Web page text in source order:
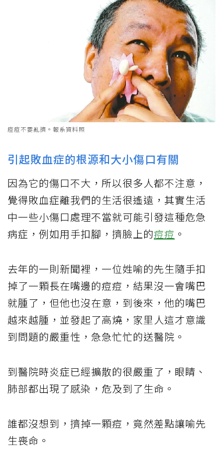
痘痘不要亂擠。報系資料照
引起敗血症的根源和大小傷口有關
因為它的傷口不大，所以很多人都不注意，
覺得敗血症離我們的生活很遙遠，其實生活
中一些小傷口處理不當就可能引發這種危急
病症，例如用手扣腳，擠臉上的痘痘 。
去年的一則新聞裡，一位姓喻的先生隨手扣
掉了一顆長在嘴邊的痘痘，結果沒一會嘴巴
就腫了，但他也沒在意，到後來，他的嘴巴
越來越腫，並發起了高燒，家里人這才意識
到問題的嚴重性，急急忙忙的送醫院。
到醫院時炎症已經擴散的很嚴重了，眼睛、
肺部都出現了感染，危及到了生命。
誰都沒想到，擠掉一顆痘，竟然差點讓喻先
生喪命。